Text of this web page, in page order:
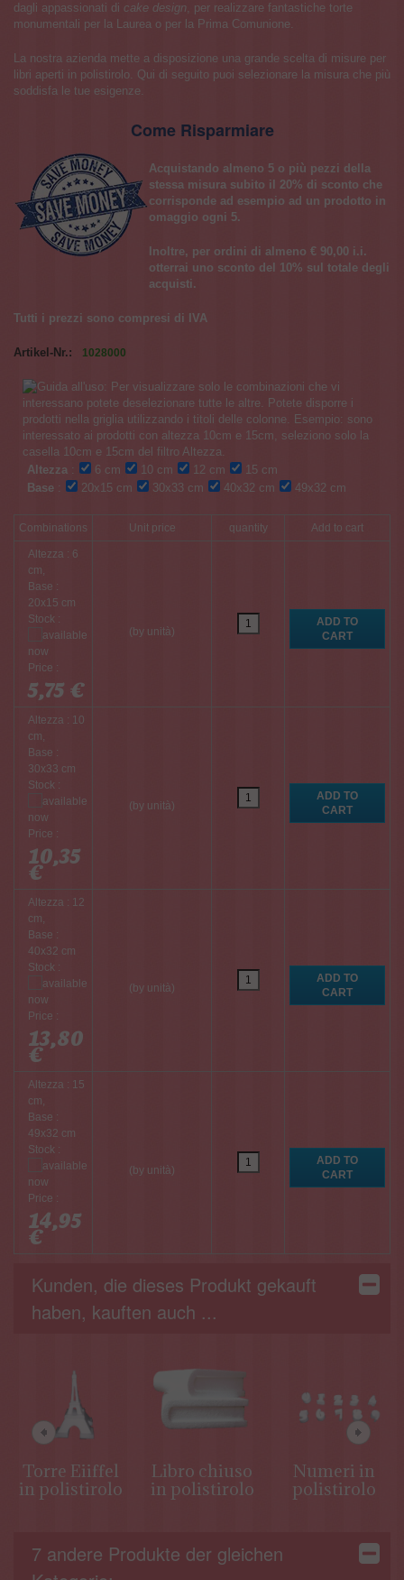
dagli appassionati di cake design , per realizzare fantastiche torte
monumentali per la Laurea o per la Prima Comunione.
La nostra azienda mette a disposizione una grande scelta di misure per
libri aperti in polistirolo. Qui di seguito puoi selezionare la misura che più
soddisfa le tue esigenze.
Come Risparmiare
Acquistando almeno 5 o più pezzi della
stessa misura subito il 20% di sconto che
corrisponde ad esempio ad un prodotto in
omaggio ogni 5.
Inoltre, per ordini di almeno € 90,00 i.i.
otterrai uno sconto del 10% sul totale degli
acquisti.
Tutti i prezzi sono compresi di IVA
Artikel-Nr.: 1028000
Altezza : 6 cm 10 cm 12 cm
15 cm
Base : 20x15 cm 30x33 cm 40x32 cm 49x32 cm
Combinations Unit price quantity Add to cart
Altezza : 6
cm,
Base :
20x15 cm
Stock :
Price :
5,75 €
(by unità)
Altezza : 10
cm,
Base :
30x33 cm
Stock :
Price :
10,35
€
(by unità)
Altezza : 12
cm,
Base :
40x32 cm
Stock :
Price :
13,80
€
(by unità)
Altezza : 15
cm,
Base :
49x32 cm
Stock :
Price :
14,95
€
(by unità)
Kunden, die dieses Produkt gekauft
haben, kauften auch ...
Torre Eiiffel
in polistirolo
Libro chiuso
in polistirolo
Numeri in
polistirolo
7 andere Produkte der gleichen